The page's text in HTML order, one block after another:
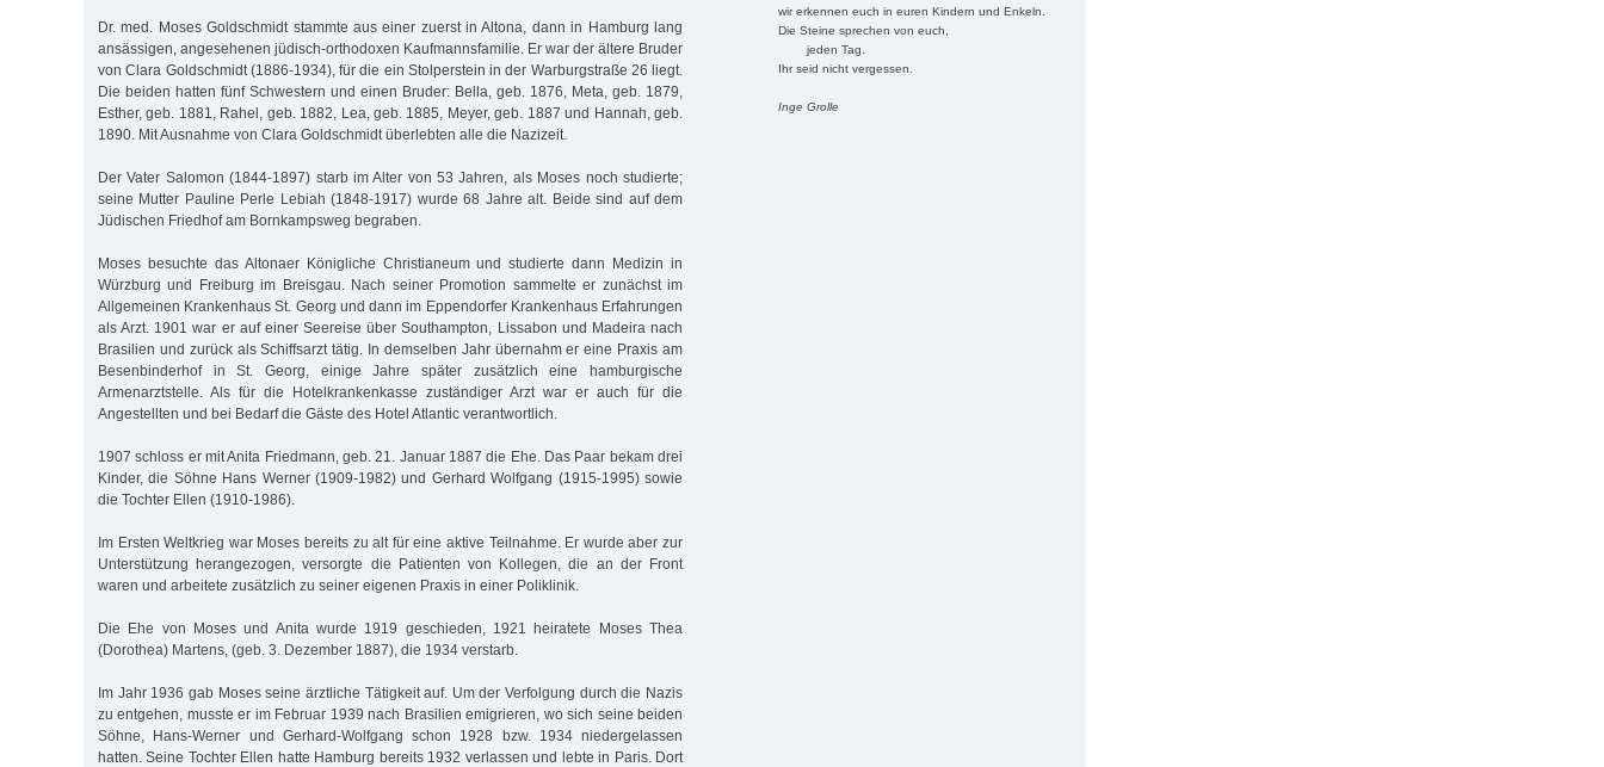
wir erkennen euch in euren Kindern und Enkeln.
Die Steine sprechen von euch,
jeden Tag.
Ihr seid nicht vergessen.
Inge Grolle
Dr. med. Moses Goldschmidt stammte aus einer zuerst in Altona, dann in Hamburg lang
ansässigen, angesehenen jüdisch-orthodoxen Kaufmannsfamilie. Er war der ältere Bruder
von Clara Goldschmidt (1886-1934), für die ein Stolperstein in der Warburgstraße 26 liegt.
Die beiden hatten fünf Schwestern und einen Bruder: Bella, geb. 1876, Meta, geb. 1879,
Esther, geb. 1881, Rahel, geb. 1882, Lea, geb. 1885, Meyer, geb. 1887 und Hannah, geb.
1890. Mit Ausnahme von Clara Goldschmidt überlebten alle die Nazizeit.
Der Vater Salomon (1844-1897) starb im Alter von 53 Jahren, als Moses noch studierte;
seine Mutter Pauline Perle Lebiah (1848-1917) wurde 68 Jahre alt. Beide sind auf dem
Jüdischen Friedhof am Bornkampsweg begraben.
Moses besuchte das Altonaer Königliche Christianeum und studierte dann Medizin in
Würzburg und Freiburg im Breisgau. Nach seiner Promotion sammelte er zunächst im
Allgemeinen Krankenhaus St. Georg und dann im Eppendorfer Krankenhaus Erfahrungen
als Arzt. 1901 war er auf einer Seereise über Southampton, Lissabon und Madeira nach
Brasilien und zurück als Schiffsarzt tätig. In demselben Jahr übernahm er eine Praxis am
Besenbinderhof in St. Georg, einige Jahre später zusätzlich eine hamburgische
Armenarztstelle. Als für die Hotelkrankenkasse zuständiger Arzt war er auch für die
Angestellten und bei Bedarf die Gäste des Hotel Atlantic verantwortlich.
1907 schloss er mit Anita Friedmann, geb. 21. Januar 1887 die Ehe. Das Paar bekam drei
Kinder, die Söhne Hans Werner (1909-1982) und Gerhard Wolfgang (1915-1995) sowie
die Tochter Ellen (1910-1986).
Im Ersten Weltkrieg war Moses bereits zu alt für eine aktive Teilnahme. Er wurde aber zur
Unterstützung herangezogen, versorgte die Patienten von Kollegen, die an der Front
waren und arbeitete zusätzlich zu seiner eigenen Praxis in einer Poliklinik.
Die Ehe von Moses und Anita wurde 1919 geschieden, 1921 heiratete Moses Thea
(Dorothea) Martens, (geb. 3. Dezember 1887), die 1934 verstarb.
Im Jahr 1936 gab Moses seine ärztliche Tätigkeit auf. Um der Verfolgung durch die Nazis
zu entgehen, musste er im Februar 1939 nach Brasilien emigrieren, wo sich seine beiden
Söhne, Hans-Werner und Gerhard-Wolfgang schon 1928 bzw. 1934 niedergelassen
hatten. Seine Tochter Ellen hatte Hamburg bereits 1932 verlassen und lebte in Paris. Dort